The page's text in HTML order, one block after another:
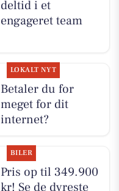
deltid i et
engageret team
LOKALT NYT
Betaler du for
meget for dit
internet?
BILER
Pris op til 349.900
kr! Se de dyreste